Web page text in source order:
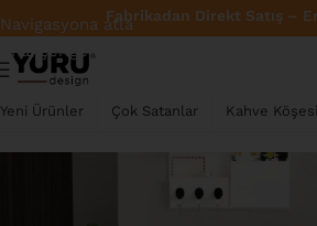
Navigasyona atla
Ana içeriğe atla
Fabrikadan Direkt Satış –
Yeni Ürünler Çok Satanlar Kahve Köşesi